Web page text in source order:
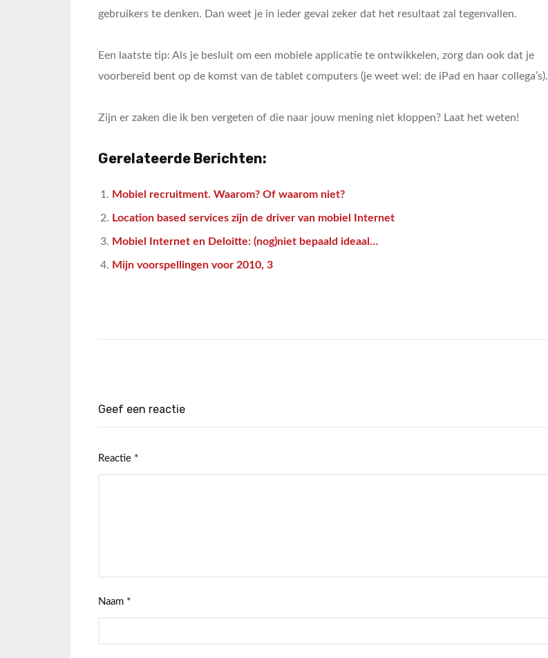
gebruikers te denken. Dan weet je in ieder geval zeker dat het resultaat zal tegenvallen.
Een laatste tip: Als je besluit om een mobiele applicatie te ontwikkelen, zorg dan ook dat je
voorbereid bent op de komst van de tablet computers (je weet wel: de iPad en haar collega’s).
Zijn er zaken die ik ben vergeten of die naar jouw mening niet kloppen? Laat het weten!
Gerelateerde Berichten:
Mobiel recruitment. Waarom? Of waarom niet?
Location based services zijn de driver van mobiel Internet
Mobiel Internet en Deloitte: (nog)niet bepaald ideaal…
Mijn voorspellingen voor 2010, 3
Geef een reactie
Reactie *
Naam *